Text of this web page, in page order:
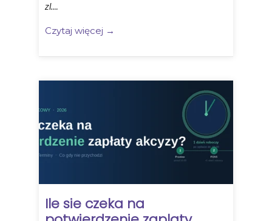
zl....
Czytaj więcej →
Ile sie czeka na